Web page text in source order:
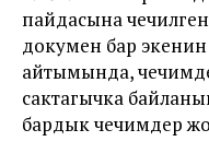
пайдасына
докумен бар
айтымында,
сактагычка
бардык чечимдер